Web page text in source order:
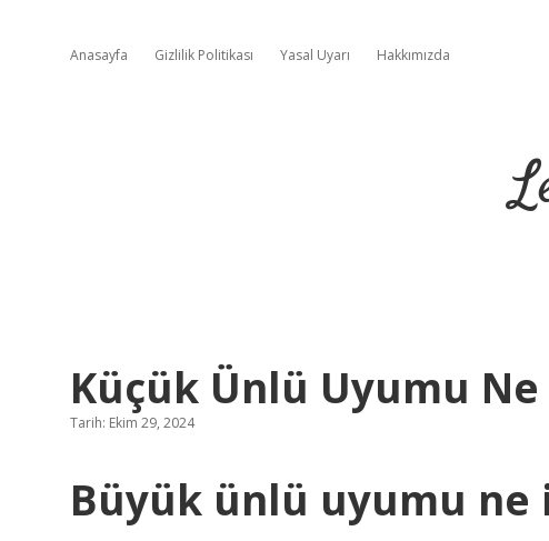
Anasayfa Gizlilik Politikası Yasal Uyarı Hakkımızda
Küçük Ünlü Uyumu
Tarih: Ekim 29, 2024
Büyük ünlü uyumu ne